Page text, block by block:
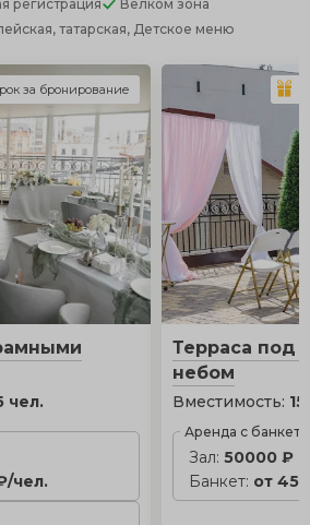
регистрация
Велком зона
татарская, Детское меню
чел.
чел.
за бронирование
Терраса под
небом
Вместимость:
Аренда с
Зал:50000 ₽
Банкет: от